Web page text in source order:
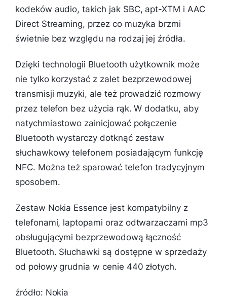
kodeków audio, takich jak SBC, apt-XTM i AAC
Direct Streaming, przez co muzyka brzmi
świetnie bez względu na rodzaj jej źródła.
Dzięki technologii Bluetooth użytkownik może
nie tylko korzystać z zalet bezprzewodowej
transmisji muzyki, ale też prowadzić rozmowy
przez telefon bez użycia rąk. W dodatku, aby
natychmiastowo zainicjować połączenie
Bluetooth wystarczy dotknąć zestaw
słuchawkowy telefonem posiadającym funkcję
NFC. Można też sparować telefon tradycyjnym
sposobem.
Zestaw Nokia Essence jest kompatybilny z
telefonami, laptopami oraz odtwarzaczami mp3
obsługującymi bezprzewodową łączność
Bluetooth. Słuchawki są dostępne w sprzedaży
od połowy grudnia w cenie 440 złotych.
źródło: Nokia